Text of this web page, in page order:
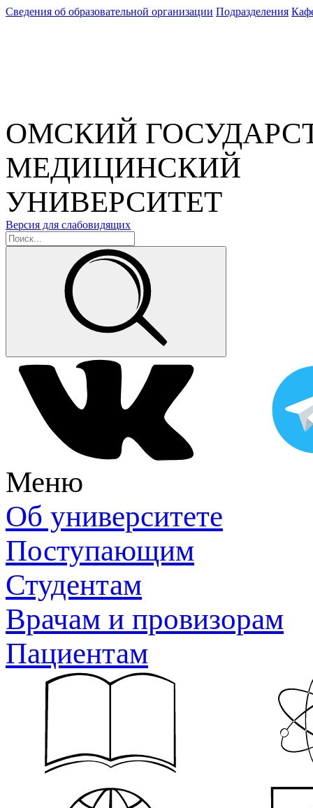
Сведения об образовательной организации Подразделения
ОМСКИЙ
МЕДИЦИНСКИЙ
УНИВЕРСИТЕТ
Версия для слабовидящих
Меню
Об университете
Поступающим
Студентам
Врачам и провизорам
Пациентам